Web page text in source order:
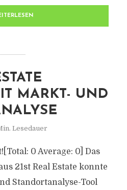
MARKT- UND
Lesedauer
0 Average: 0] Das
21st Real Estate konnte
Standortanalyse-Tool